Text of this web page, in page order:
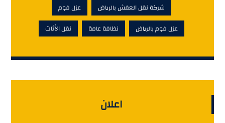
شركة نقل العفش بالرياض
عزل فوم
عزل فوم بالرياض
نظافة عامة نقل الأثاث
اعلان